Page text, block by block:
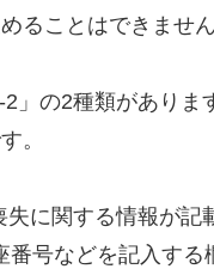
ることはできません
」の2種類がありま
。
に関する情報が
号などを記入す